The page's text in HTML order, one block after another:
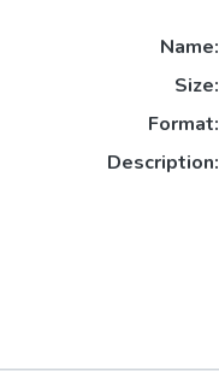
Name:
Size:
Format:
Description: